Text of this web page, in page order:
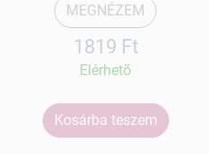
MEGNÉZEM
1819 Ft
Elérhetõ
Kosárba teszem